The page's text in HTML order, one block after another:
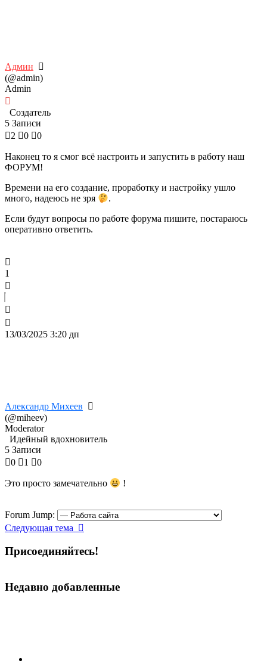
Админ
(@admin)
Admin
Создатель
5 Записи
2
0 0
Наконец то я смог всё настроить и запустить в работу наш
ФОРУМ!
Времени на его создание, проработку и настройку ушло
много, надеюсь не зря
.
Если будут вопросы по работе форума пишите, постараюсь
оперативно ответить.
1
13/03/2025 3:20 дп
Александр Михеев
(@miheev)
Moderator
Идейный вдохновитель
5 Записи
0
1 0
Это просто замечательно !
Forum Jump:
Следующая тема
Присоединяйтесь!
Недавно добавленные